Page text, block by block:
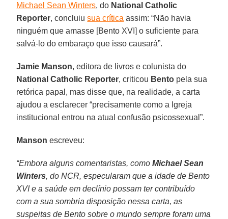
Michael Sean Winters, do National Catholic
Reporter, concluiusua crítica assim: “Não havia
ninguém que amasse [Bento XVI] o suficiente para
salvá-lo do embaraço que isso causará”.
Jamie Manson, editora de livros e colunista do
National Catholic Reporter, criticou Bento pela sua
retórica papal, mas disse que, na realidade, a carta
ajudou a esclarecer “precisamente como a Igreja
institucional entrou na atual confusão psicossexual”.
Manson escreveu:
“Embora alguns comentaristas, comoMichael Sean
Winters, do NCR, especularam que a idade de Bento
XVI e a saúde em declínio possam ter contribuído
com a sua sombria disposição nessa carta, as
suspeitas de Bento sobre o mundo sempre foram uma